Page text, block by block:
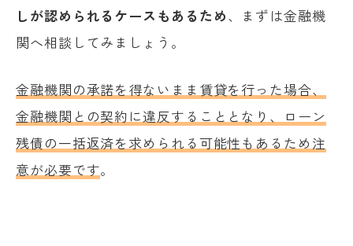
しが認められるケースもあるため、まずは金融機
関へ相談してみましょう。
金融機関の承諾を得ないまま賃貸を行った場合、
金融機関との契約に違反することとなり、ローン
残債の一括返済を求められる可能性もあるため注
意が必要です。